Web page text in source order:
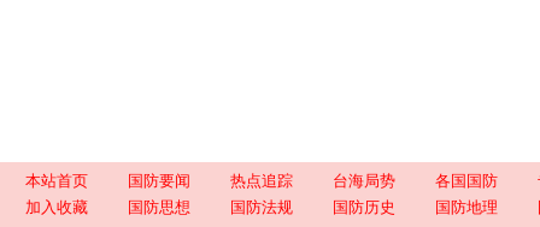
本站首页 国防要闻 热点追踪 台海局势 各国国防
加入收藏
国防思想 国防法规 国防历史 国防地理